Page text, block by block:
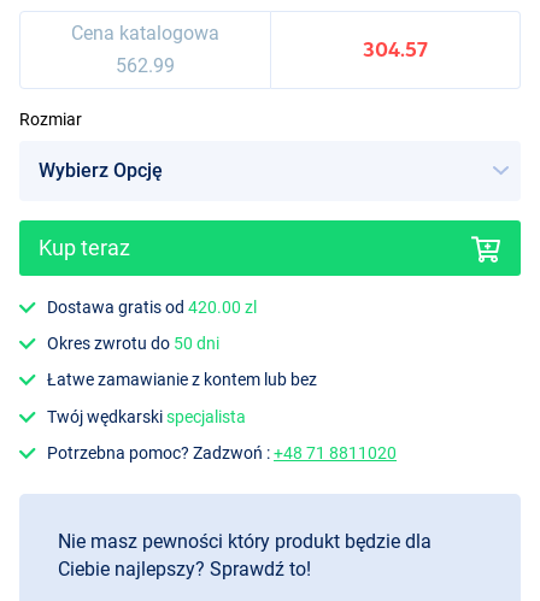
Cena katalogowa
562.99
304.57
Rozmiar
Kup teraz
Dostawa gratis od420.00 zl
Okres zwrotu do 50 dni
Łatwe zamawianie z kontem lub bez
Twój wędkarskispecjalista
Potrzebna pomoc? Zadzwoń :+48 71 8811020
Nie masz pewności który produkt będzie dla
Ciebie najlepszy? Sprawdź to!